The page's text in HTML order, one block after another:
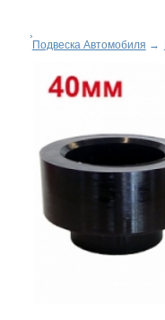
Подвеска Автомобиля →